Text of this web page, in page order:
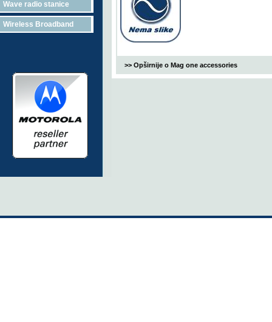
Wave radio stanice
Wireless Broadband
>> Opširnije o Mag one accessories